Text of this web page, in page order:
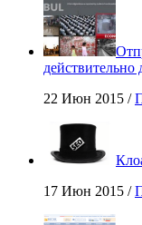
действительно
22 Июн 2015 /
17 Июн 2015 /